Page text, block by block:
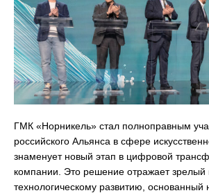
ГМК «Норникель» стал полноправным
российского Альянса в сфере
знаменует новый этап в цифровой
компании. Это решение отражает зрелый
технологическому развитию,